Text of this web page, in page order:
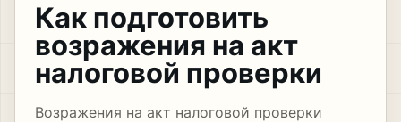
Как подготовить
возражения на акт
налоговой проверки
Возражения на акт налоговой проверки